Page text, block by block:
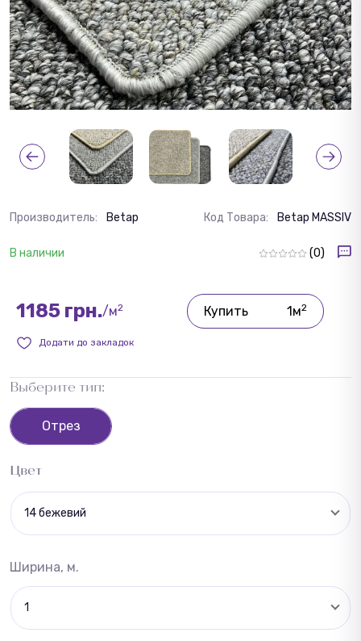
Производитель: Betap Код Товара: Betap MASSIV
В наличии (0)
1185 грн./м2 Купить 1м2
Додати до закладок
Выберите тип:
Отрез
Цвет
14 бежевий
Ширина, м.
1